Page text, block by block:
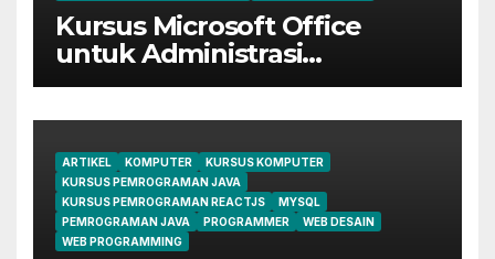
Kursus Microsoft Office
untuk Administrasi
Perkantoran di Cileungsi
ARTIKEL KOMPUTER
KURSUS KOMPUTER
KURSUS PEMROGRAMAN JAVA
KURSUS PEMROGRAMAN REACTJS
MYSQL
PEMROGRAMAN JAVA
PROGRAMMER
WEB DESAIN
WEB PROGRAMMING